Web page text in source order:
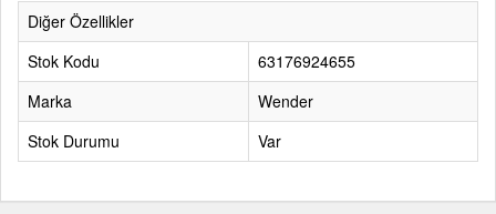
Diğer Özellikler
Stok Kodu
63176924655
Marka
Wender
Stok Durumu
Var